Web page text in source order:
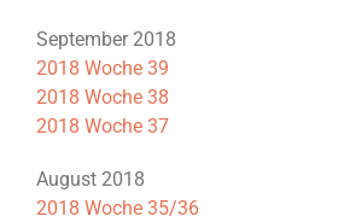
September 2018
2018 Woche 39
2018 Woche 38
2018 Woche 37
August 2018
2018 Woche 35/36